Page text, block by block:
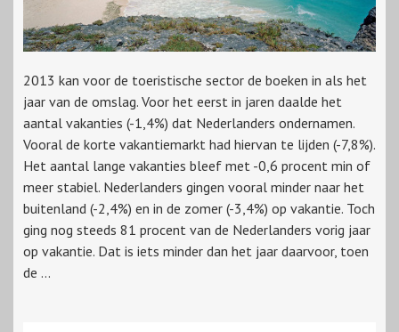
2013 kan voor de toeristische sector de boeken in als het
jaar van de omslag. Voor het eerst in jaren daalde het
aantal vakanties (-1,4%) dat Nederlanders ondernamen.
Vooral de korte vakantiemarkt had hiervan te lijden (-7,8%).
Het aantal lange vakanties bleef met -0,6 procent min of
meer stabiel. Nederlanders gingen vooral minder naar het
buitenland (-2,4%) en in de zomer (-3,4%) op vakantie. Toch
ging nog steeds 81 procent van de Nederlanders vorig jaar
op vakantie. Dat is iets minder dan het jaar daarvoor, toen
de ...